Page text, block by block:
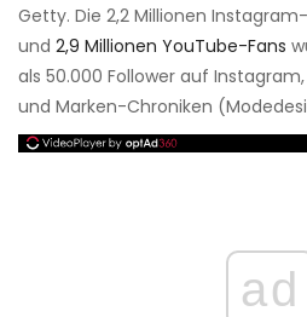
Getty. Die 2,2 Millionen
und 2,9 Millionen YouTube-Fans
als 50.000 Follower auf
und Marken-Chroniken
ad